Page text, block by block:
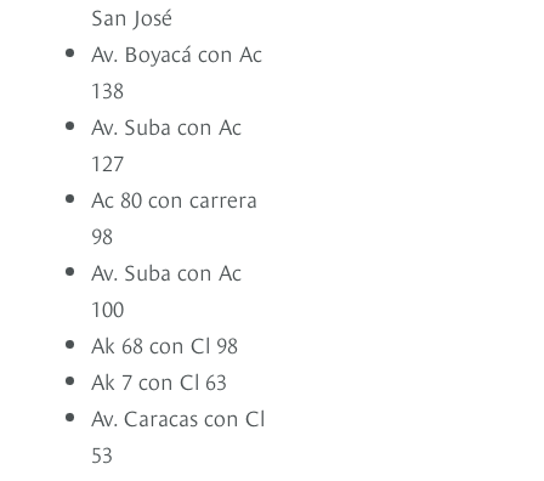
San José
Av. Boyacá con Ac
138
Av. Suba con Ac
127
Ac 80 con carrera
98
Av. Suba con Ac
100
Ak 68 con Cl 98
Ak 7 con Cl 63
Av. Caracas con Cl
53